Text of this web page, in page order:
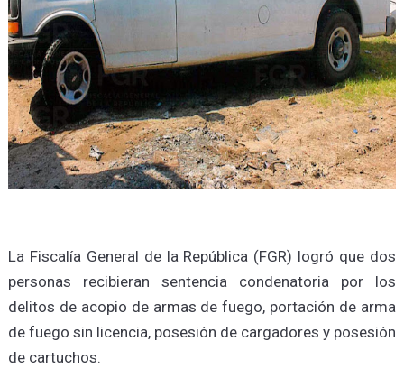
La Fiscalía General de la República (FGR) logró que dos
personas recibieran sentencia condenatoria por los
delitos de acopio de armas de fuego, portación de arma
de fuego sin licencia, posesión de cargadores y posesión
de cartuchos.